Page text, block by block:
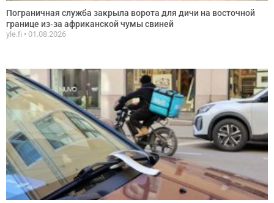
Пограничная служба закрыла ворота для дичи на восточной
границе из‑за африканской чумы свиней
yle.fi 01.08.2026